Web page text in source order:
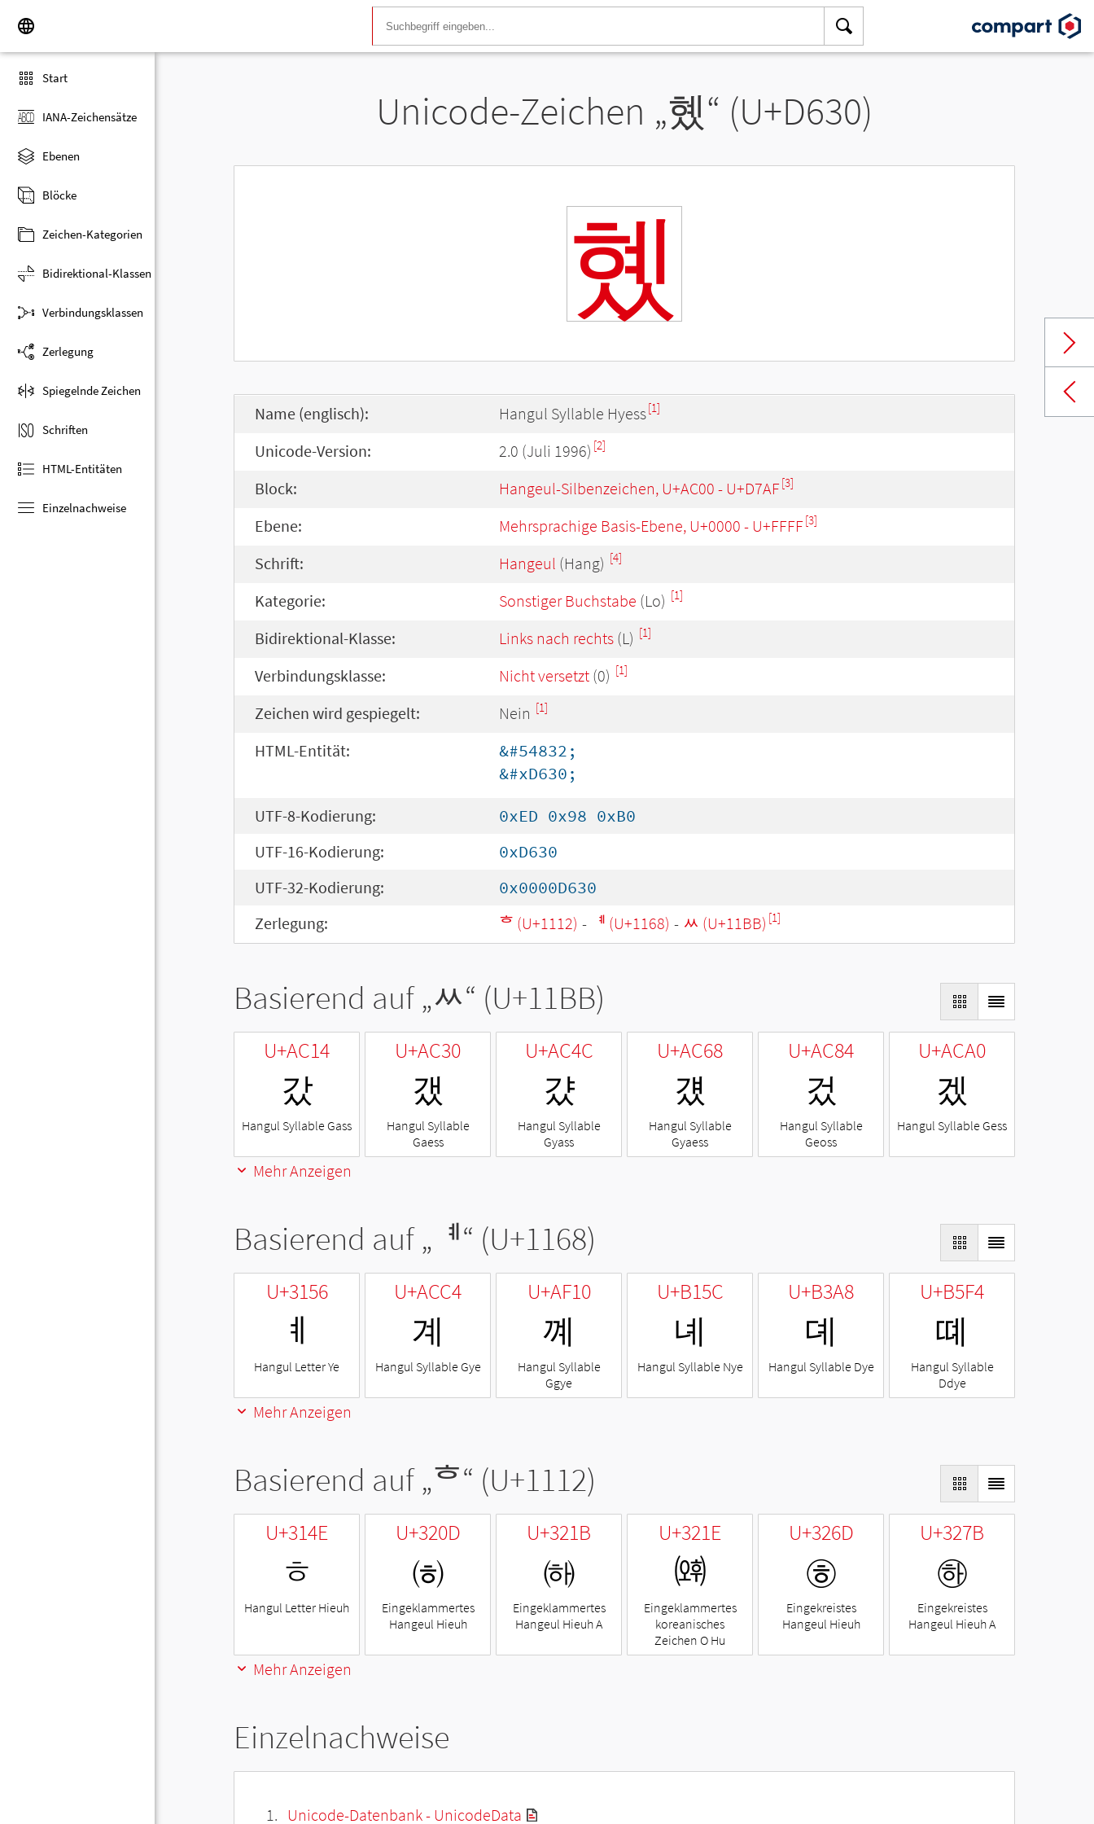
Start
IANA-Zeichensätze
Ebenen
Blöcke
Zeichen-Kategorien
Bidirektional-Klassen
Verbindungsklassen
Zerlegung
Spiegelnde Zeichen
Schriften
HTML-Entitäten
Einzelnachweise
Unicode-Zeichen „혰“ (U+D630)
혰
Name (englisch): Hangul Syllable Hyess[1]
Unicode-Version: 2.0 (Juli 1996) [2]
Block: Hangeul-Silbenzeichen, U+AC00 - U+D7AF[3]
Ebene: Mehrsprachige Basis-Ebene, U+0000 - U+FFFF[3]
Schrift: Hangeul (Hang) [4]
Kategorie: Sonstiger Buchstabe (Lo) [1]
Bidirektional-Klasse: Links nach rechts (L) [1]
Verbindungsklasse: Nicht versetzt (0) [1]
Zeichen wird gespiegelt: Nein [1]
HTML-Entität:
&#54832;
&#xD630;
UTF-8-Kodierung:
0xED 0x98 0xB0
UTF-16-Kodierung:
0xD630
UTF-32-Kodierung:
0x0000D630
Zerlegung:
ᄒ (U+1112) - ᅨ (U+1168) - ᆻ (U+11BB) [1]
Basierend auf „ᆻ“ (U+11BB)
U+AC14
갔
Hangul Syllable Gass
U+AC30
갰
Hangul Syllable
Gaess
U+AC4C
걌
Hangul Syllable
Gyass
U+AC68
걨
Hangul Syllable
Gyaess
U+AC84
겄
Hangul Syllable
Geoss
U+ACA0
겠
Hangul Syllable Gess
Mehr Anzeigen
Basierend auf „ ᅨ“ (U+1168)
U+3156
ㅖ
Hangul Letter Ye
U+ACC4
계
Hangul Syllable Gye
U+AF10
꼐
Hangul Syllable
Ggye
U+B15C
녜
Hangul Syllable Nye
U+B3A8
뎨
Hangul Syllable Dye
U+B5F4
뗴
Hangul Syllable
Ddye
Mehr Anzeigen
Basierend auf „ᄒ“ (U+1112)
U+314E
ㅎ
Hangul Letter Hieuh
U+320D
㈍
Eingeklammertes
Hangeul Hieuh
U+321B
㈛
Eingeklammertes
Hangeul Hieuh A
U+321E
㈞
Eingeklammertes
koreanisches
Zeichen O Hu
U+326D
㉭
Eingekreistes
Hangeul Hieuh
U+327B
㉻
Eingekreistes
Hangeul Hieuh A
Mehr Anzeigen
Einzelnachweise
Unicode-Datenbank - UnicodeData